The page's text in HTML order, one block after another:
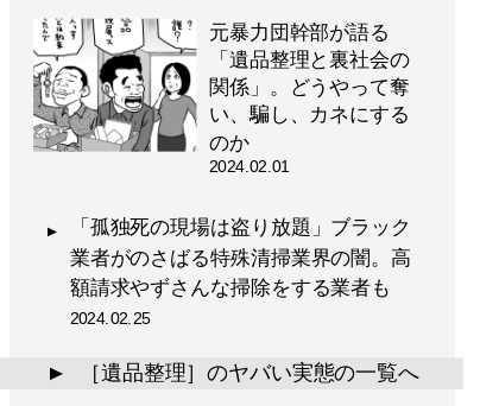
元暴力団幹部が語る
「遺品整理と裏社会の
関係」。どうやって奪
い、騙し、カネにする
のか
2024.02.01
「孤独死の現場は盗り放題」ブラック
業者がのさばる特殊清掃業界の闇。高
額請求やずさんな掃除をする業者も
2024.02.25
▲ ［遺品整理］のヤバい実態の一覧へ